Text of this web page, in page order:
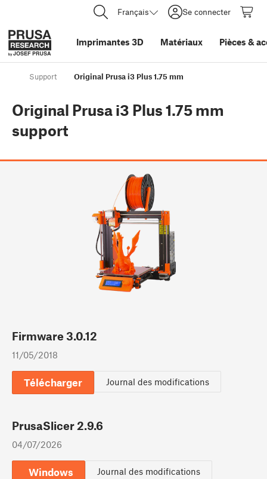
Français Se connecter
Imprimantes 3D Matériaux Pièces &
Support Original Prusa i3 Plus 1.75 mm
Original Prusa i3 Plus 1.75 mm
support
Firmware 3.0.12
11/05/2018
Télécharger Journal des modifications
PrusaSlicer 2.9.6
04/07/2026
Windows Journal des modifications